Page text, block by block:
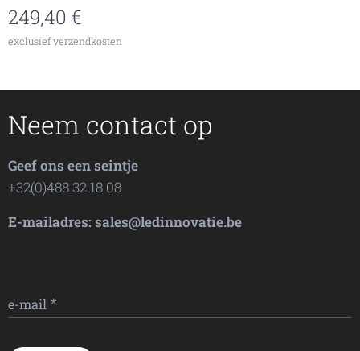
249,40 €
exclusief verzendkosten
Neem contact op
Geef ons een seintje
+32(0)488 32 18 08
E-mailadres: sales@ledinnovatie.be
e-mail